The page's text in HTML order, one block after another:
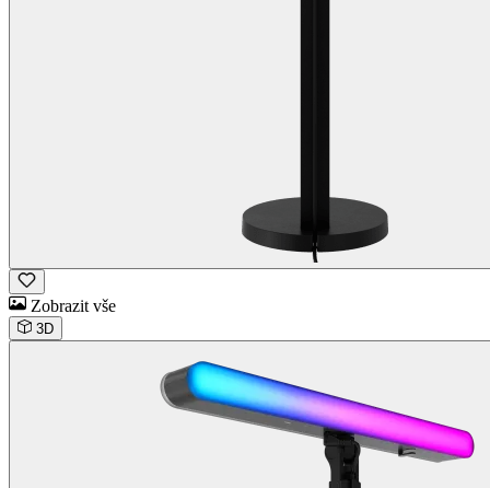
Zobrazit vše
3D